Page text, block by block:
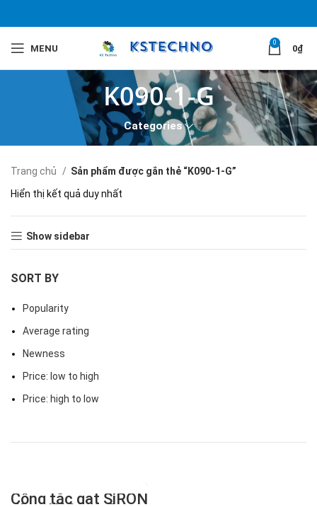
MENU
0
0₫
K090-1-G
Categories
Trang chủ
Sản phẩm được gắn thẻ “K090-1-G”
Hiển thị kết quả duy nhất
Show sidebar
SORT BY
Popularity
Average rating
Newness
Price: low to high
Price: high to low
Công tắc gạt SiRON